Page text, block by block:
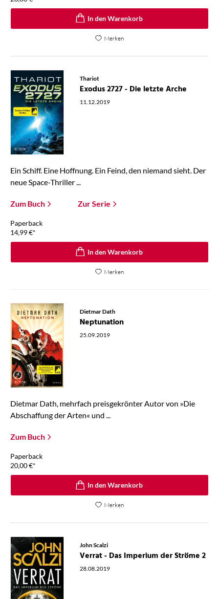
In den Warenkorb
Merken
Thariot
Exodus 2727 - Die letzte Arche
11.12.2019
Ein Schiff. Eine Hoffnung. Ein Feind, den niemand sieht. Der
neue Space-Thriller ...
Zum Buch Zur Serie
Paperback
14,99€*
In den Warenkorb
Merken
Dietmar Dath
Neptunation
25.09.2019
Dietmar Dath, mehrfach preisgekrönter Autor von »Die
Abschaffung der Arten« und ...
Zum Buch
Paperback
20,00€*
In den Warenkorb
Merken
John Scalzi
Verrat - Das Imperium der Ströme 2
28.08.2019